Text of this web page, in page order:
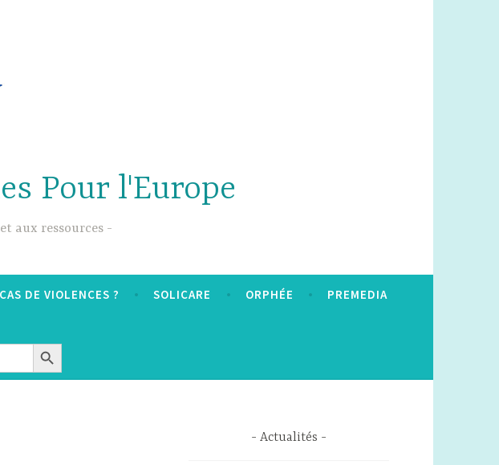
Pour l'Europe
aux ressources
DE VIOLENCES ? SOLICARE ORPHÉE PREMEDIA
SEARCH BUTTON
Actualités